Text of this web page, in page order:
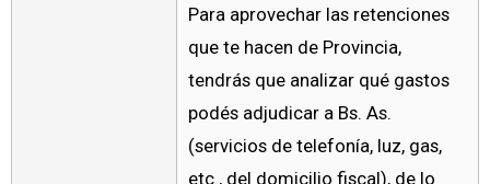
Para aprovechar las retenciones
que te hacen de Provincia,
tendrás que analizar qué gastos
podés adjudicar a Bs. As.
(servicios de telefonía, luz, gas,
etc., del domicilio fiscal), de lo